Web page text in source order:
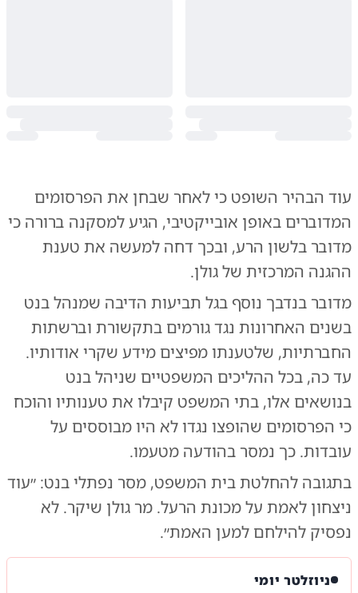
עוד הבהיר השופט כי לאחר שבחן את הפרסומים
המדוברים באופן אובייקטיבי, הגיע למסקנה ברורה כי
מדובר בלשון הרע, ובכך דחה למעשה את טענת
ההגנה המרכזית של גולן.
מדובר בנדבך נוסף בגל תביעות הדיבה שמנהל בנט
בשנים האחרונות נגד גורמים בתקשורת וברשתות
החברתיות, שלטענתו מפיצים מידע שקרי אודותיו.
עד כה, בכל ההליכים המשפטיים שניהל בנט
בנושאים אלו, בתי המשפט קיבלו את טענותיו והוכח
כי הפרסומים שהופצו נגדו לא היו מבוססים על
עובדות. כך נמסר בהודעה מטעמו.
בתגובה להחלטת בית המשפט, מסר נפתלי בנט: ״עוד
ניצחון לאמת על מכונת הרעל. מר גולן שיקר. לא
נפסיק להילחם למען האמת״.
ניוזלטר יומי